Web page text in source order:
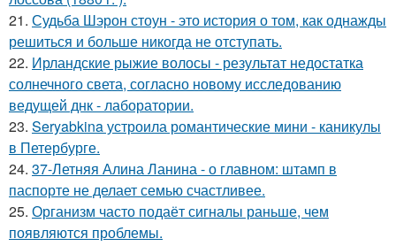
21. Судьба Шэрон стоун - это история о том, как однажды
решиться и больше никогда не отступать.
22. Ирландские рыжие волосы - результат недостатка
солнечного света, согласно новому исследованию
ведущей днк - лаборатории.
23. Seryabkina устроила романтические мини - каникулы
в Петербурге.
24. 37-Летняя Алина Ланина - о главном: штамп в
паспорте не делает семью счастливее.
25. Организм часто подаёт сигналы раньше, чем
появляются проблемы.